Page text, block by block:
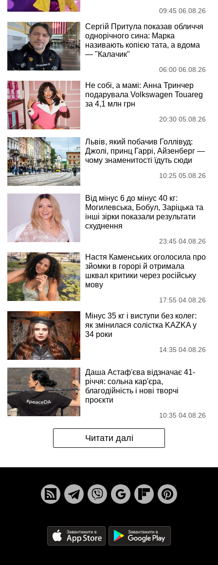
09:45 06.08.26
Сергій Притула показав обличчя
однорічного сина: Марка
називають копією тата, а вдома
— "Калачик"
06:00 06.08.26
Не собі, а мамі: Анна Тринчер
подарувала Volkswagen Touareg
за 4,1 млн грн
20:30 05.08.26
Львів, який побачив Голлівуд:
Джолі, принц Гаррі, Айзенберг —
чому знаменитості їдуть сюди
10:25 05.08.26
Від мінус 6 до мінус 40 кг:
Могилевська, Бобул, Заріцька та
інші зірки показали результати
схуднення
23:45 04.08.26
Настя Каменських оголосила про
зйомки в горорі й отримала
шквал критики через російську
мову
17:55 04.08.26
Мінус 35 кг і виступи без колег:
як змінилася солістка KAZKA у
34 роки
14:35 04.08.26
Даша Астаф'єва відзначає 41-
річчя: сольна кар'єра,
благодійність і нові творчі
проєкти
10:35 04.08.26
Читати далі